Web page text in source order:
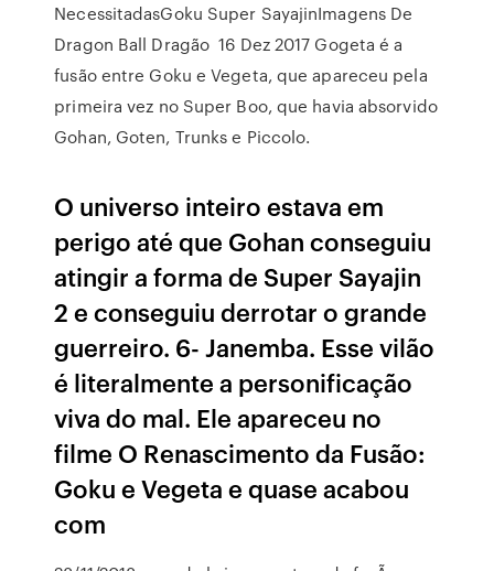
NecessitadasGoku Super SayajinImagens De
Dragon Ball Dragão 16 Dez 2017 Gogeta é a
fusão entre Goku e Vegeta, que apareceu pela
primeira vez no Super Boo, que havia absorvido
Gohan, Goten, Trunks e Piccolo.
O universo inteiro estava em
perigo até que Gohan conseguiu
atingir a forma de Super Sayajin
2 e conseguiu derrotar o grande
guerreiro. 6- Janemba. Esse vilão
é literalmente a personificação
viva do mal. Ele apareceu no
filme O Renascimento da Fusão:
Goku e Vegeta e quase acabou
com